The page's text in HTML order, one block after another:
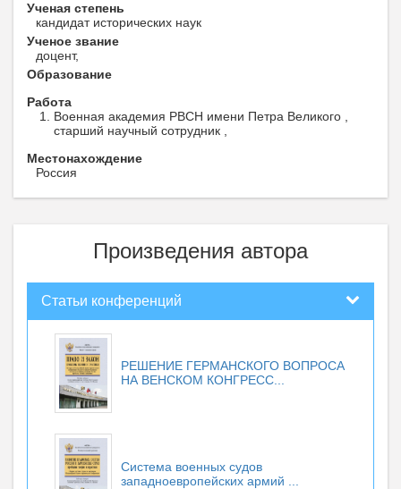
Ученая степень
кандидат исторических наук
Ученое звание
доцент,
Образование
Работа
Военная академия РВСН имени Петра Великого ,
старший научный сотрудник ,
Местонахождение
Россия
Произведения автора
Статьи конференций
РЕШЕНИЕ ГЕРМАНСКОГО ВОПРОСА
НА ВЕНСКОМ КОНГРЕСС...
Система военных судов
западноевропейских армий ...